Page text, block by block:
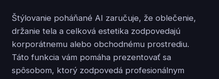
Štýlovanie poháňané AI zaručuje, že oblečenie,
držanie tela a celková estetika zodpovedajú
korporátnemu alebo obchodnému prostrediu.
Táto funkcia vám pomáha prezentovať sa
spôsobom, ktorý zodpovedá profesionálnym